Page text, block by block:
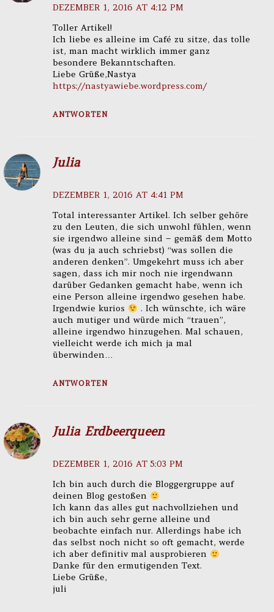
DEZEMBER 1, 2016 AT 4:12 PM
Toller Artikel!
Ich liebe es alleine im Café zu sitze, das tolle
ist, man macht wirklich immer ganz
besondere Bekanntschaften.
Liebe Grüße,Nastya
https://nastyawiebe.wordpress.com/
ANTWORTEN
Julia
DEZEMBER 1, 2016 AT 4:41 PM
Total interessanter Artikel. Ich selber gehöre
zu den Leuten, die sich unwohl fühlen, wenn
sie irgendwo alleine sind – gemäß dem Motto
(was du ja auch schriebst) “was sollen die
anderen denken”. Umgekehrt muss ich aber
sagen, dass ich mir noch nie irgendwann
darüber Gedanken gemacht habe, wenn ich
eine Person alleine irgendwo gesehen habe.
Irgendwie kurios
. Ich wünschte, ich wäre
auch mutiger und würde mich “trauen”,
alleine irgendwo hinzugehen. Mal schauen,
vielleicht werde ich mich ja mal
überwinden…
ANTWORTEN
Julia Erdbeerqueen
DEZEMBER 1, 2016 AT 5:03 PM
Ich bin auch durch die Bloggergruppe auf
deinen Blog gestoßen
Ich kann das alles gut nachvollziehen und
ich bin auch sehr gerne alleine und
beobachte einfach nur. Allerdings habe ich
das selbst noch nicht so oft gemacht, werde
ich aber definitiv mal ausprobieren
Danke für den ermutigenden Text.
Liebe Grüße,
juli